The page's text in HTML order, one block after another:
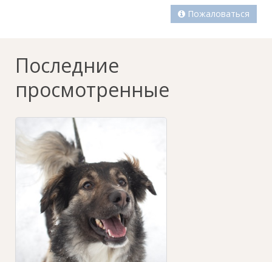
Пожаловаться
Последние
просмотренные